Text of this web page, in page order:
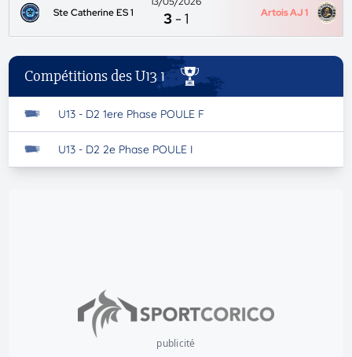
Ste Catherine ES 1 3 -1 Artois AJ 1
Compétitions des U13 1
U13 - D2 1ere Phase POULE F
U13 - D2 2e Phase POULE I
publicité